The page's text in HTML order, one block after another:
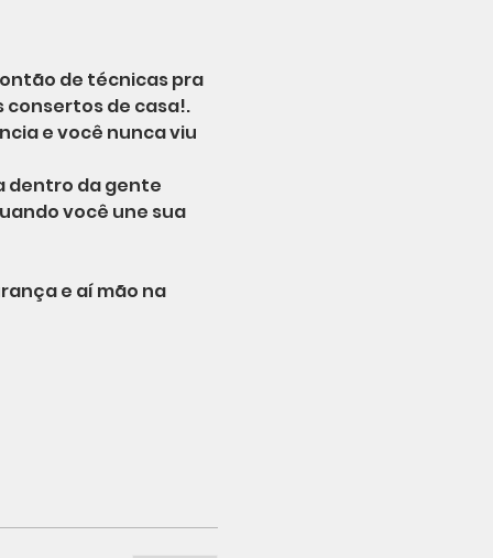
de técnicas pra
consertos de casa!.
e você nunca viu
dentro da gente
você une sua
e aí mão na